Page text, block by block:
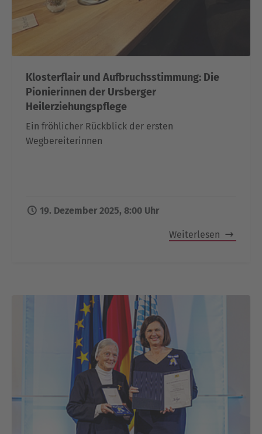
Klosterflair und Aufbruchsstimmung: Die
Pionierinnen der Ursberger
Heilerziehungspflege
Ein fröhlicher Rückblick der ersten
Wegbereiterinnen
19. Dezember 2025, 8:00 Uhr
Weiterlesen